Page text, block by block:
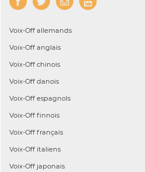
Voix-Off allemands
Voix-Off anglais
Voix-Off chinois
Voix-Off danois
Voix-Off espagnols
Voix-Off finnois
Voix-Off français
Voix-Off italiens
Voix-Off japonais